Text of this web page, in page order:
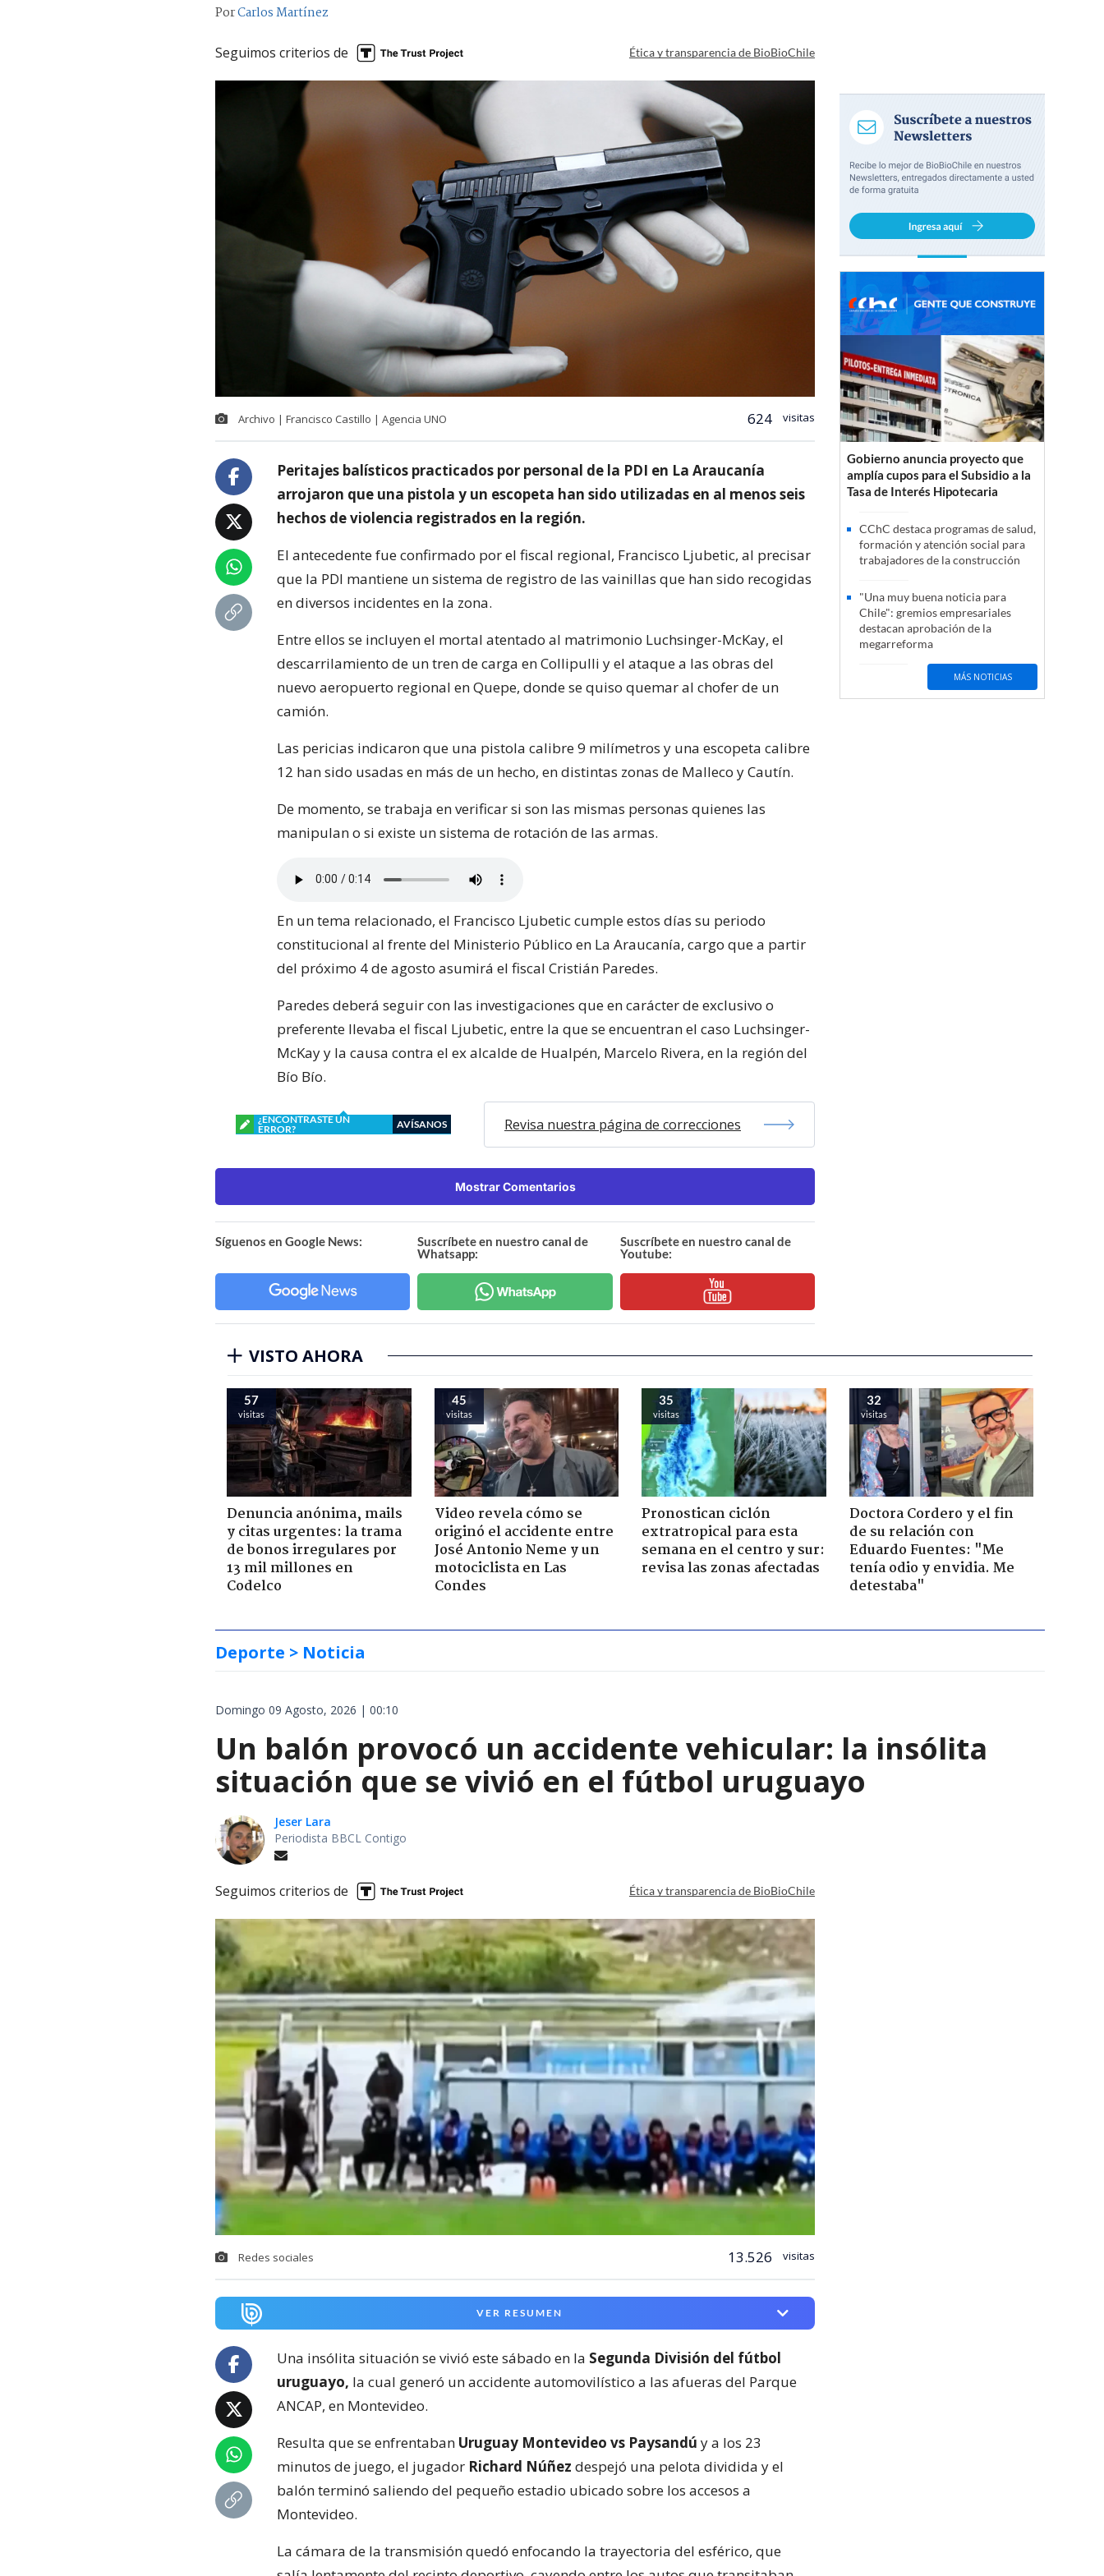
PorCarlos Martínez
Seguimos criterios de Ética y transparencia de BioBioChile
Archivo | Francisco Castillo | Agencia UNO 624 visitas
Peritajes balísticos practicados por personal de la PDI en La Araucanía
arrojaron que una pistola y un escopeta han sido utilizadas en al menos seis
hechos de violencia registrados en la región.
El antecedente fue confirmado por el fiscal regional, Francisco Ljubetic, al precisar
que la PDI mantiene un sistema de registro de las vainillas que han sido recogidas
en diversos incidentes en la zona.
Entre ellos se incluyen el mortal atentado al matrimonio Luchsinger-McKay, el
descarrilamiento de un tren de carga en Collipulli y el ataque a las obras del
nuevo aeropuerto regional en Quepe, donde se quiso quemar al chofer de un
camión.
Las pericias indicaron que una pistola calibre 9 milímetros y una escopeta calibre
12 han sido usadas en más de un hecho, en distintas zonas de Malleco y Cautín.
De momento, se trabaja en verificar si son las mismas personas quienes las
manipulan o si existe un sistema de rotación de las armas.
En un tema relacionado, el Francisco Ljubetic cumple estos días su periodo
constitucional al frente del Ministerio Público en La Araucanía, cargo que a partir
del próximo 4 de agosto asumirá el fiscal Cristián Paredes.
Paredes deberá seguir con las investigaciones que en carácter de exclusivo o
preferente llevaba el fiscal Ljubetic, entre la que se encuentran el caso Luchsinger-
McKay y la causa contra el ex alcalde de Hualpén, Marcelo Rivera, en la región del
Bío Bío.
¿ENCONTRASTE UN
ERROR?
AVÍSANOS Revisa nuestra página de correcciones
Mostrar Comentarios
Síguenos en Google News:
Suscríbete en nuestro canal de
Whatsapp:
Suscríbete en nuestro canal de
Youtube:
Gobierno anuncia proyecto que
amplía cupos para el Subsidio a la
Tasa de Interés Hipotecaria
CChC destaca programas de salud,
formación y atención social para
trabajadores de la construcción
"Una muy buena noticia para
Chile": gremios empresariales
destacan aprobación de la
megarreforma
MÁS NOTICIAS
VISTO AHORA
57
visitas
Denuncia anónima, mails
y citas urgentes: la trama
de bonos irregulares por
13 mil millones en
Codelco
45
visitas
Video revela cómo se
originó el accidente entre
José Antonio Neme y un
motociclista en Las
Condes
35
visitas
Pronostican ciclón
extratropical para esta
semana en el centro y sur:
revisa las zonas afectadas
32
visitas
Doctora Cordero y el fin
de su relación con
Eduardo Fuentes: "Me
tenía odio y envidia. Me
detestaba"
Deporte > Noticia
Domingo 09 Agosto, 2026 | 00:10
Un balón provocó un accidente vehicular: la insólita
situación que se vivió en el fútbol uruguayo
Jeser Lara
Periodista BBCL Contigo
Seguimos criterios de Ética y transparencia de BioBioChile
Redes sociales 13.526 visitas
VER RESUMEN
Una insólita situación se vivió este sábado en la Segunda División del fútbol
uruguayo, la cual generó un accidente automovilístico a las afueras del Parque
ANCAP, en Montevideo.
Resulta que se enfrentaban Uruguay Montevideo vs Paysandú y a los 23
minutos de juego, el jugador Richard Núñez despejó una pelota dividida y el
balón terminó saliendo del pequeño estadio ubicado sobre los accesos a
Montevideo.
La cámara de la transmisión quedó enfocando la trayectoria del esférico, que